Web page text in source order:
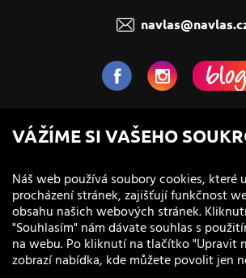
NaVlas.cz - Vlasová
provozovatel e-shopu a
VÁŽÍME SI VAŠEHO
Náš web používá soubory cookies, které
procházení stránek, zajišťují funkčnost
obsahu našich webových stránek.
"Souhlasím" nám dávate souhlas s
na webu. Po kliknutí na tlačítko "Upravit
zobrazí nabídka, kde můžete povolit jen